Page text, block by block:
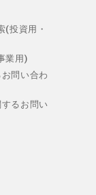
(投資用・
業用)
問い合わ
るお問い